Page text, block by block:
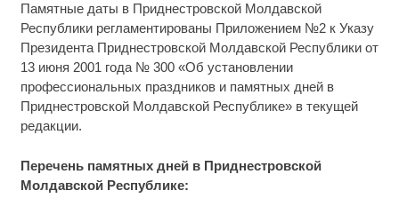
Памятные даты в Приднестровской Молдавской
Республики регламентированы Приложением №2 к Указу
Президента Приднестровской Молдавской Республики от
13 июня 2001 года № 300 «Об установлении
профессиональных праздников и памятных дней в
Приднестровской Молдавской Республике» в текущей
редакции.
Перечень памятных дней в Приднестровской
Молдавской Республике:
Ржу не переставая, это видео пересмотришь не
раз
Ролик длится пару секунд, но вы будете в шоке
от увиденного
Ролик из Омска: вы будете смеяться долго